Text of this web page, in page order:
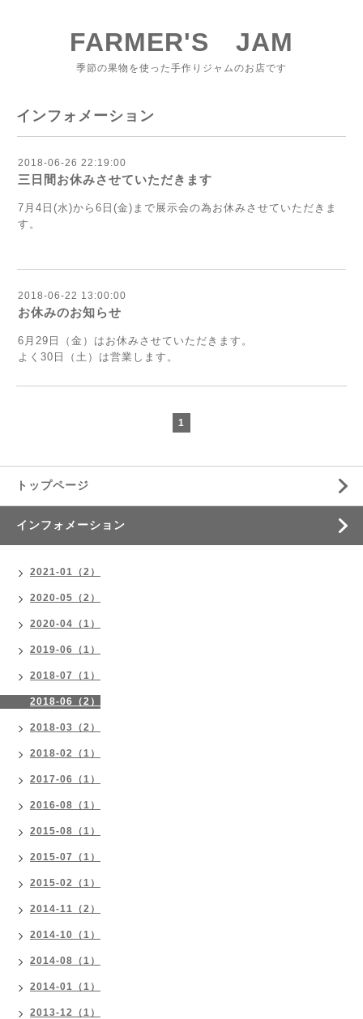
FARMER'S JAM
季節の果物を使った手作りジャムのお店です
インフォメーション
2018-06-26 22:19:00
三日間お休みさせていただきます
7月4日(水)から6日(金)まで展示会の為お休みさせていただきま
す。
2018-06-22 13:00:00
お休みのお知らせ
6月29日（金）はお休みさせていただきます。
よく30日（土）は営業します。
1
トップページ
インフォメーション
2021-01（2）
2020-05（2）
2020-04（1）
2019-06（1）
2018-07（1）
2018-06（2）
2018-03（2）
2018-02（1）
2017-06（1）
2016-08（1）
2015-08（1）
2015-07（1）
2015-02（1）
2014-11（2）
2014-10（1）
2014-08（1）
2014-01（1）
2013-12（1）